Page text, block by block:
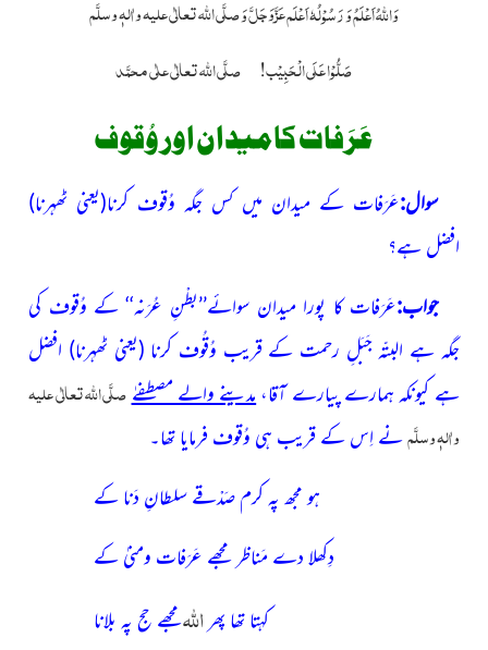
وَاللہُ اَعْلَمُ وَ رَسُوْلُہٗ اَعْلَمعَزَّوَجَلَّوَصلَّی اللّٰہ تعالٰی علیہ واٰلہٖ وسلَّم
صَلُّوْا عَلَی الْحَبِیْب! صلَّی اللہ تعالٰی علٰی محمَّد
عَرَفات کا میدان اور وُقوف
سوال:عَرَفات کے میدان میں کس جگہ وُقوف کرنا(یعنی ٹھہرنا)
افضل ہے؟
جواب:عَرَفات کا پورا میدان سوائے’’بطْنِ عُرَنہ‘‘ کے وُقوف کی
جگہ ہے البتّہ جَبَلِ رحمت کے قریب وُقُوف کرنا (یعنی ٹھہرنا) افضل
ہے کیونکہ ہمارے پیارے آقا، مدینے والے مصطفےٰ صلَّی اللہ تعالٰی علیہ
واٰلہٖ وسلَّمنے اِس کے قریب ہی وُقوف فرمایا تھا۔
ہو مجھ پہ کرم صَدْقے سلطانِ دَنا کے
دِکھلا دے مَناظر مجھے عَرَفات ومنیٰ کے
کہتا تھا پھر اللّٰہمجھے حج پہ بلانا